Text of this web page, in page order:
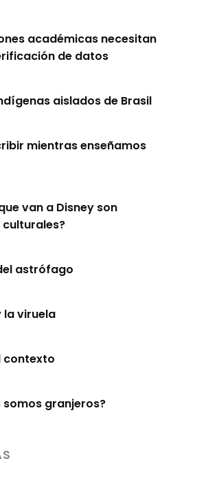
académicas necesitan
de datos
aislados de Brasil
mientras enseñamos
van a Disney son
astrófago
la viruela
contexto
granjeros?